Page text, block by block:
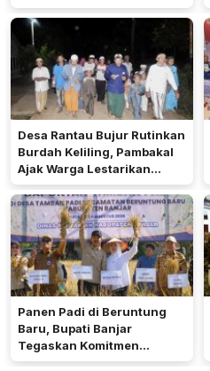
Desa Rantau Bujur Rutinkan
Burdah Keliling, Pambakal
Ajak Warga Lestarikan
Tradisi Keagamaan
Panen Padi di Beruntung
Baru, Bupati Banjar
Tegaskan Komitmen
Dukung Ketahanan Pangan